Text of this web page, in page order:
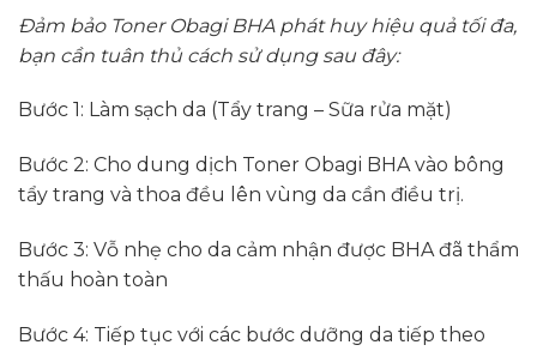
Đảm bảo Toner Obagi BHA phát huy hiệu quả tối đa,
bạn cần tuân thủ cách sử dụng sau đây:
Bước 1: Làm sạch da (Tẩy trang – Sữa rửa mặt)
Bước 2: Cho dung dịch Toner Obagi BHA vào bông
tẩy trang và thoa đều lên vùng da cần điều trị.
Bước 3: Vỗ nhẹ cho da cảm nhận được BHA đã thẩm
thấu hoàn toàn
Bước 4: Tiếp tục với các bước dưỡng da tiếp theo